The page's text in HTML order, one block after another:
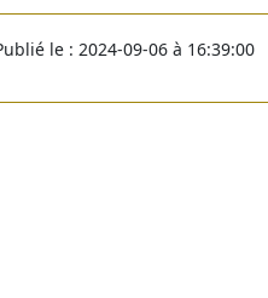
le : 2024-09-06 à 16:39:00